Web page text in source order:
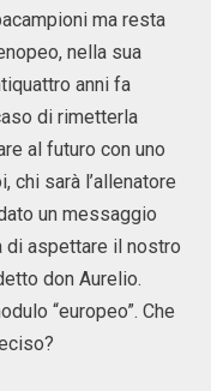
ma resta
nella sua
anni fa
di rimetterla
al futuro con uno
chi sarà l’allenatore
un messaggio
di aspettare il nostro
don Aurelio.
“europeo”. Che